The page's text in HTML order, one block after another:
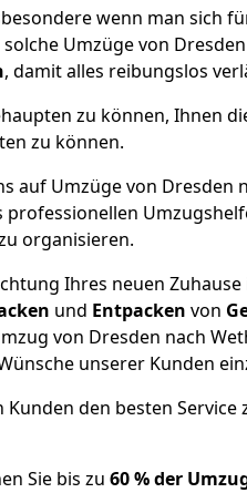
wenn man sich
Umzüge von
, damit alles reibungslos
zu können, Ihnen
zu können.
auf Umzüge von Dresden
organisieren.
Ihres neuen Zuhause
und Entpacken von
von Dresden nach
unserer Kunden
den besten Service
Sie bis zu 60 % der